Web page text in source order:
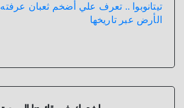
تيتانوبوا .. تعرف علي أضخم ثعبان عرفته
الأرض عبر تاريخها